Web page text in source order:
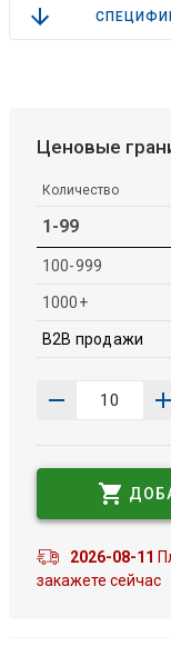
Ценовые
Количество
1-99
100-999
1000+
B2B продажи
2026-08-11
закажете сейчас